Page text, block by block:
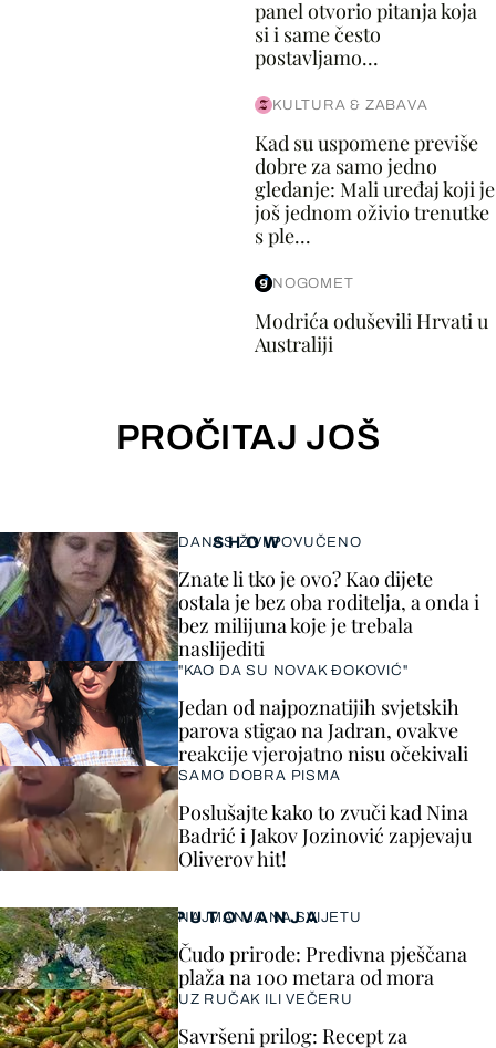
panel otvorio pitanja koja
si i same često
postavljamo...
KULTURA & ZABAVA
Kad su uspomene previše
dobre za samo jedno
gledanje: Mali uređaj koji je
još jednom oživio trenutke
s ple...
NOGOMET
Modrića oduševili Hrvati u
Australiji
PROČITAJ JOŠ
SHOW
DANAS ŽIVI POVUČENO
Znate li tko je ovo? Kao dijete
ostala je bez oba roditelja, a onda i
bez milijuna koje je trebala
naslijediti
"KAO DA SU NOVAK ĐOKOVIĆ"
Jedan od najpoznatijih svjetskih
parova stigao na Jadran, ovakve
reakcije vjerojatno nisu očekivali
SAMO DOBRA PISMA
Poslušajte kako to zvuči kad Nina
Badrić i Jakov Jozinović zapjevaju
Oliverov hit!
PUTOVANJA
NAJMANJA NA SVIJETU
Čudo prirode: Predivna pješčana
plaža na 100 metara od mora
UZ RUČAK ILI VEČERU
Savršeni prilog: Recept za